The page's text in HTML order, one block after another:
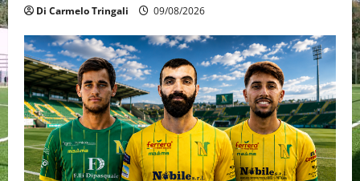
Di Carmelo Tringali 09/08/2026